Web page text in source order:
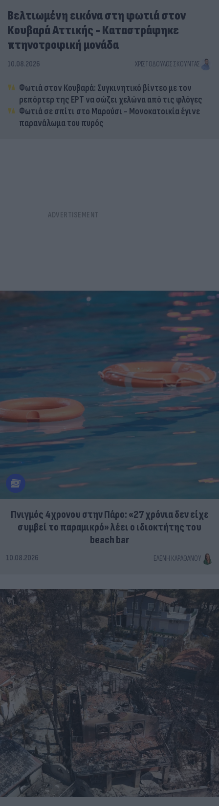
Βελτιωμένη εικόνα στη φωτιά στον
Κουβαρά Αττικής - Καταστράφηκε
πτηνοτροφική μονάδα
10.08.2026 ΧΡΙΣΤΌΔΟΥΛΟΣ ΣΚΟΎΝΤΑΣ
Φωτιά στον Κουβαρά: Συγκινητικό βίντεο με τον
ρεπόρτερ της ΕΡΤ να σώζει χελώνα από τις φλόγες
Φωτιά σε σπίτι στο Μαρούσι - Μονοκατοικία έγινε
παρανάλωμα του πυρός
Πνιγμός 4χρονου στην Πάρο: «27 χρόνια δεν είχε
συμβεί το παραμικρό» λέει ο ιδιοκτήτης του
beach bar
10.08.2026 ΕΛΈΝΗ ΚΑΡΑΘΆΝΟΥ